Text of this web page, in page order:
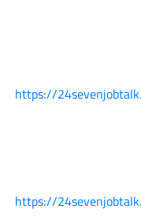
https://
https://